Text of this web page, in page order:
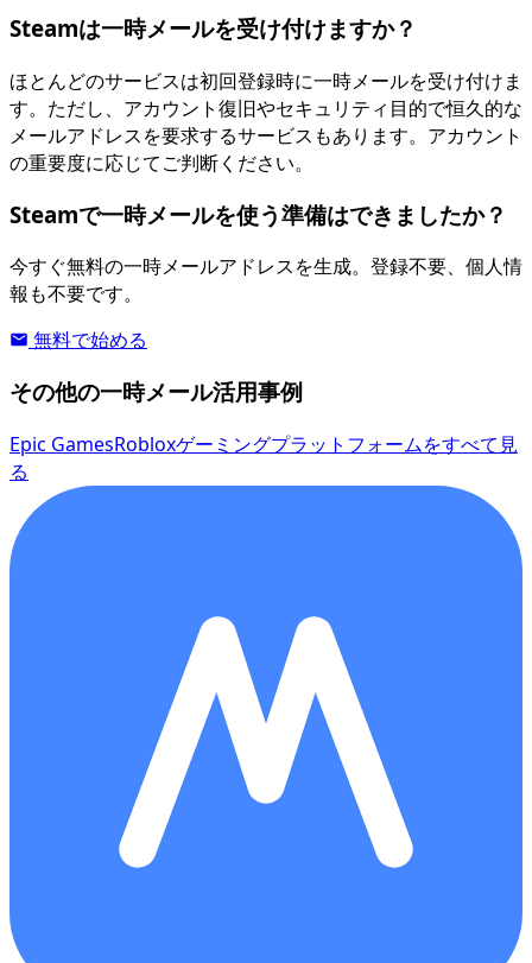
Steamは一時メールを受け付けますか？
ほとんどのサービスは初回登録時に一時メールを受け付けま
す。ただし、アカウント復旧やセキュリティ目的で恒久的な
メールアドレスを要求するサービスもあります。アカウント
の重要度に応じてご判断ください。
Steamで一時メールを使う準備はできましたか？
今すぐ無料の一時メールアドレスを生成。登録不要、個人情
報も不要です。
無料で始める
その他の一時メール活用事例
Epic GamesRobloxゲーミングプラットフォームをすべて見
る